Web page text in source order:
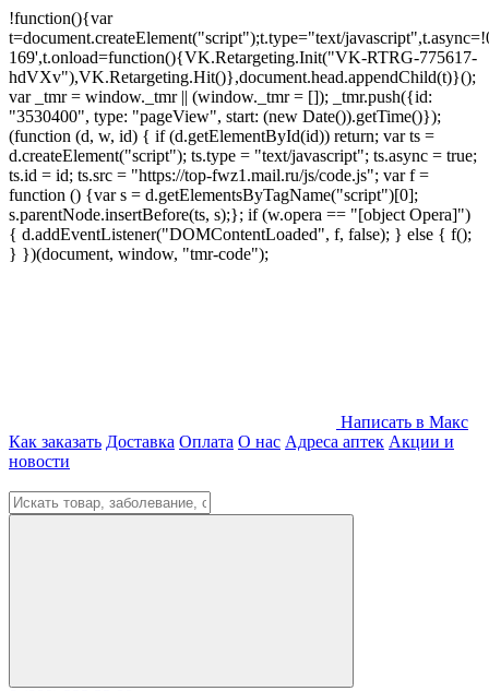
!function(){var
t=document.createElement("script");t.type="text/
169',t.onload=function(){VK.Retargeting.Init("VK-RTRG-775617-
hdVXv"),VK.Retargeting.Hit()},document.head.appendChild(t)}();
var _tmr = window._tmr || (window._tmr = []); _tmr.push({id:
"3530400", type: "pageView", start: (new Date()).getTime()});
(function (d, w, id) { if (d.getElementById(id)) return; var ts =
d.createElement("script"); ts.type = "text/javascript"; ts.async = true;
ts.id = id; ts.src = "https://top-fwz1.mail.ru/js/code.js"; var f =
function () {var s = d.getElementsByTagName("script")[0];
s.parentNode.insertBefore(ts, s);}; if (w.opera == "[object Opera]")
{ d.addEventListener("DOMContentLoaded", f, false); } else { f();
} })(document, window, "tmr-code");
Написать в Макс
Как заказать Доставка Оплата О нас Адреса аптек Акции и
новости